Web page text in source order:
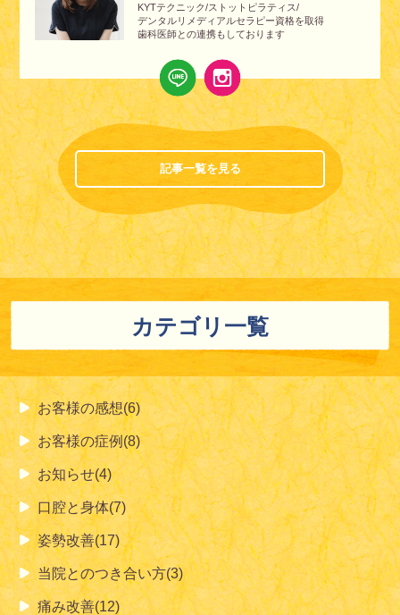
KYTテクニック/ストットピラティス/
デンタルリメディアルセラピー資格を取得
歯科医師との連携もしております
記事一覧を見る
カテゴリ一覧
お客様の感想(6)
お客様の症例(8)
お知らせ(4)
口腔と身体(7)
姿勢改善(17)
当院とのつき合い方(3)
痛み改善(12)